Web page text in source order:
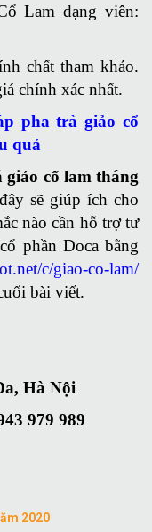
Lam dạng viên:
chất tham khảo.
chính xác nhất.
pha trà giảo cổ
quả
giảo cổ lam tháng
sẽ giúp ích cho
nào cần hỗ trợ tư
phần Doca bằng
c/giao-co-lam/
bài viết.
Hà Nội
979 989
2020